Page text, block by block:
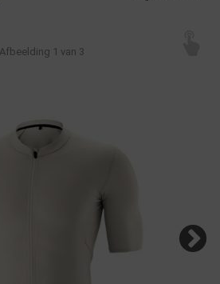
Afbeelding 1 van 3